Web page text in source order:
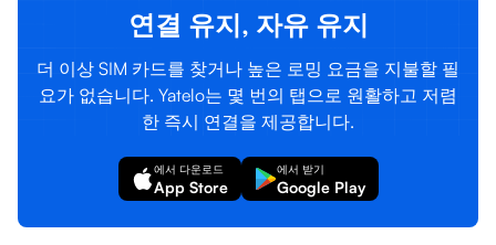
연결 유지, 자유 유지
더 이상 SIM 카드를 찾거나 높은 로밍 요금을 지불할 필
요가 없습니다. Yatelo는 몇 번의 탭으로 원활하고 저렴
한 즉시 연결을 제공합니다.
에서 다운로드
App Store
에서 받기
Google Play